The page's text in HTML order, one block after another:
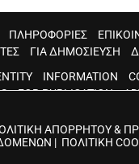
ΠΛΗΡΟΦΟΡΙΕΣ
ΓΙΑ ΔΗΜΟΣΙΕΥΣΗ
INFORMATION
FOR PUBLICATION
ΑΠΟΡΡΗΤΟΥ &
| ΠΟΛΙΤΙΚΗ